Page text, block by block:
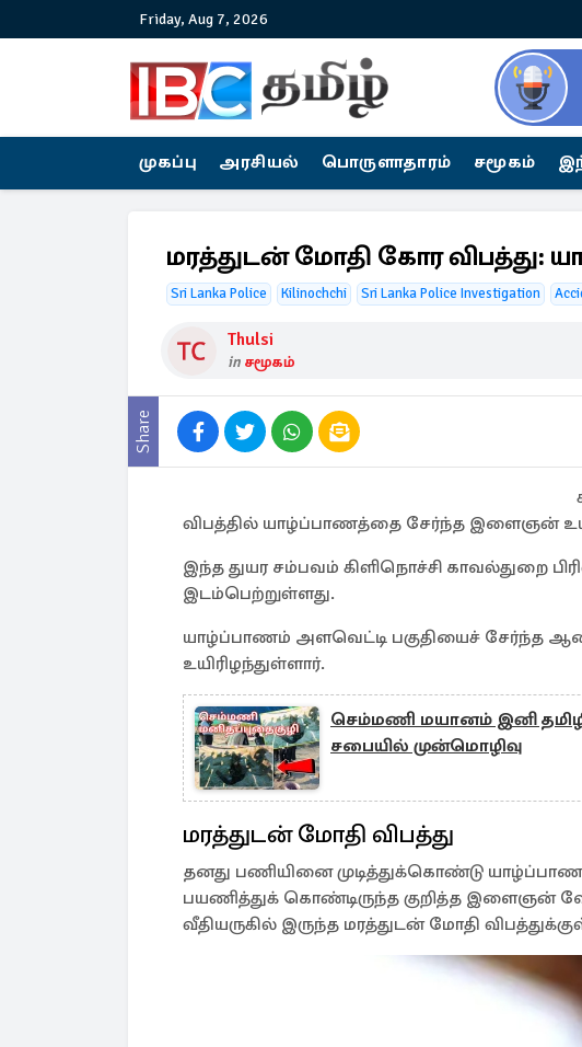
Friday, Aug 7, 2026
முகப்பு அரசியல் பொருளாதாரம் சமூகம்
மரத்துடன் மோதி கோர விபத்து:
Sri Lanka Police Kilinochchi Sri Lanka Police Investigation
Thulsi
in சமூகம்
Share
விபத்தில் யாழ்ப்பாணத்தை சேர்ந்த இளைஞன்
இந்த துயர சம்பவம் கிளிநொச்சி காவல்துறை
இடம்பெற்றுள்ளது.
யாழ்ப்பாணம் அளவெட்டி பகுதியைச் சேர்ந்த
உயிரிழந்துள்ளார்.
செம்மணி மயானம் இனி
சபையில் முன்மொழிவு
மரத்துடன் மோதி விபத்து
தனது பணியினை முடித்துக்கொண்டு
பயணித்துக் கொண்டிருந்த குறித்த இளைஞன்
வீதியருகில் இருந்த மரத்துடன் மோதி